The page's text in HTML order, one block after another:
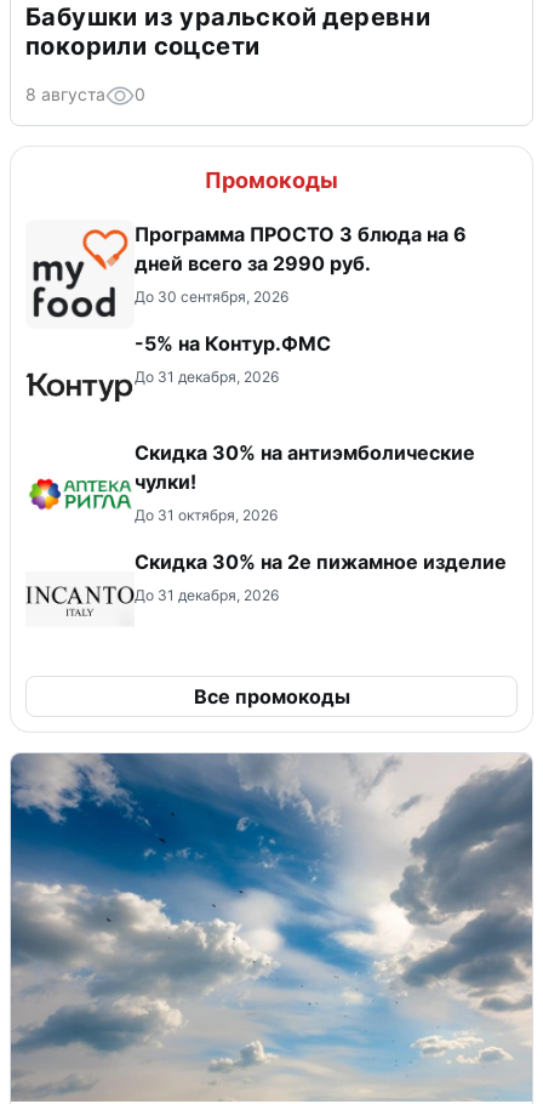
Бабушки из уральской деревни
покорили соцсети
8 августа 0
Промокоды
Программа ПРОСТО 3 блюда на 6
дней всего за 2990 руб.
До 30 сентября, 2026
-5% на Контур.ФМС
До 31 декабря, 2026
Скидка 30% на антиэмболические
чулки!
До 31 октября, 2026
Скидка 30% на 2е пижамное изделие
До 31 декабря, 2026
Все промокоды